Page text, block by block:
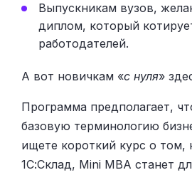
Выпускникам вузов,
диплом, который
работодателей.
А вот новичкам «с нуля»
Программа предполагает,
базовую терминологию
ищете короткий курс о том,
1С:Склад, Mini MBA станет